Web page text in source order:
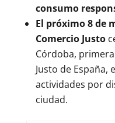
consumo
El próximo 8 de
Comercio Justo
Córdoba,
Justo de España,
actividades por
ciudad.